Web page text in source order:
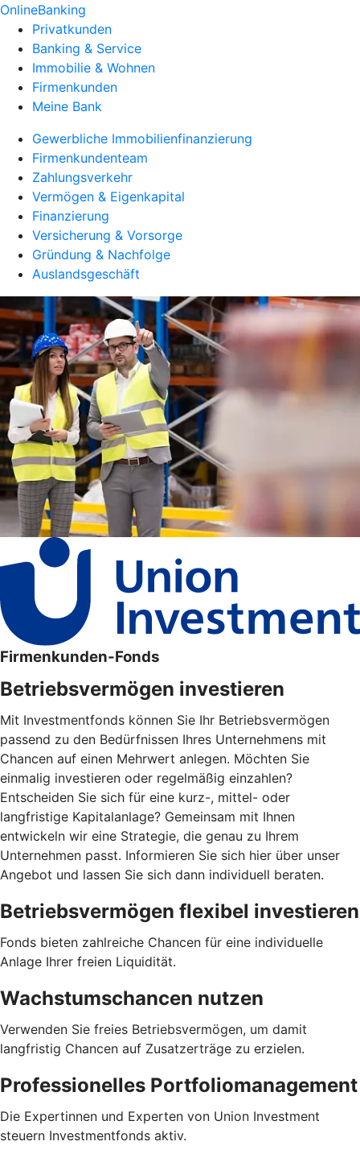
OnlineBanking
Privatkunden
Banking & Service
Immobilie & Wohnen
Firmenkunden
Meine Bank
Gewerbliche Immobilienfinanzierung
Firmenkundenteam
Zahlungsverkehr
Vermögen & Eigenkapital
Finanzierung
Versicherung & Vorsorge
Gründung & Nachfolge
Auslandsgeschäft
Firmenkunden-Fonds
Betriebsvermögen investieren
Mit Investmentfonds können Sie Ihr Betriebsvermögen
passend zu den Bedürfnissen Ihres Unternehmens mit
Chancen auf einen Mehrwert anlegen. Möchten Sie
einmalig investieren oder regelmäßig einzahlen?
Entscheiden Sie sich für eine kurz-, mittel- oder
langfristige Kapitalanlage? Gemeinsam mit Ihnen
entwickeln wir eine Strategie, die genau zu Ihrem
Unternehmen passt. Informieren Sie sich hier über unser
Angebot und lassen Sie sich dann individuell beraten.
Betriebsvermögen flexibel investieren
Fonds bieten zahlreiche Chancen für eine individuelle
Anlage Ihrer freien Liquidität.
Wachstumschancen nutzen
Verwenden Sie freies Betriebsvermögen, um damit
langfristig Chancen auf Zusatzerträge zu erzielen.
Professionelles Portfoliomanagement
Die Expertinnen und Experten von Union Investment
steuern Investmentfonds aktiv.